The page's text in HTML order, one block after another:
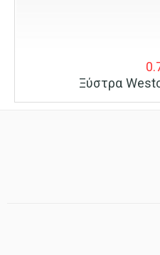
Ξύστρα